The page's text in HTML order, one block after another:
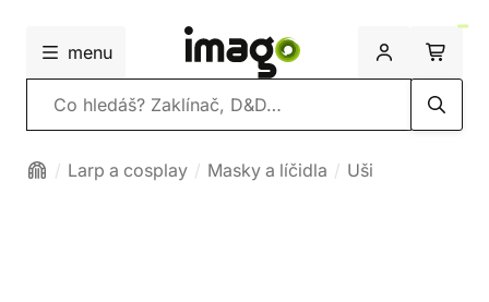
menu
Vyhledávání
Larp a cosplay Masky a líčidla Uši